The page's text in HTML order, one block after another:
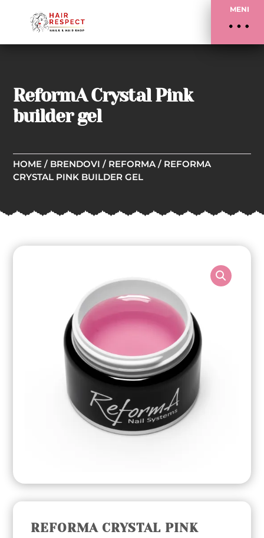
MENI
ReformA Crystal Pink
builder gel
HOME / BRENDOVI / REFORMA / REFORMA
CRYSTAL PINK BUILDER GEL
REFORMA CRYSTAL PINK